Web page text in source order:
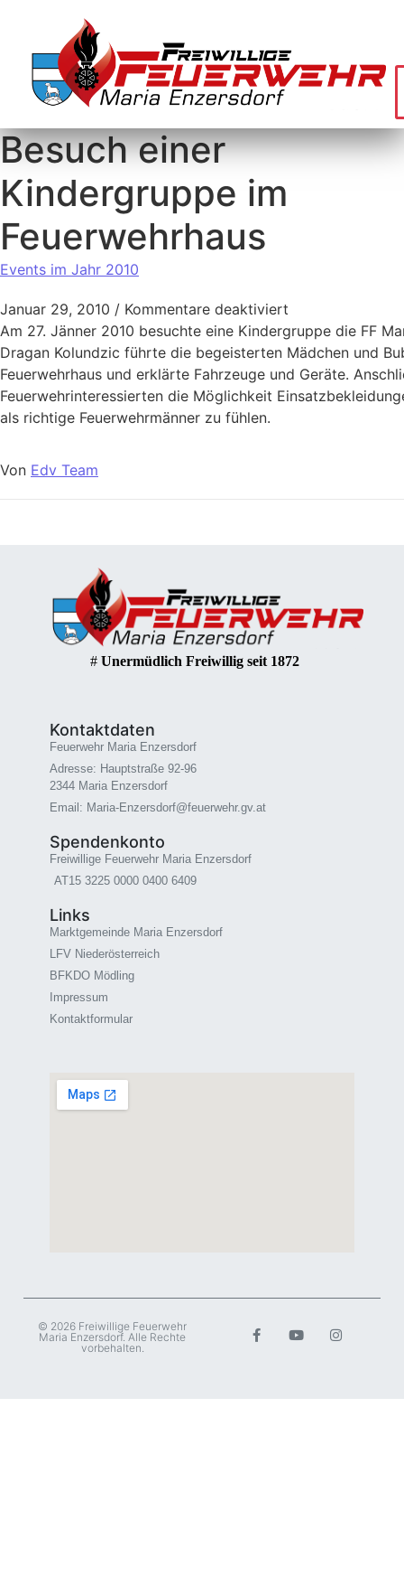
Besuch einer
Kindergruppe im
Feuerwehrhaus
Events im Jahr 2010
Januar 29, 2010 / Kommentare deaktiviert
Am 27. Jänner 2010 besuchte eine Kindergruppe die FF
Dragan Kolundzic führte die begeisterten Mädchen und
Feuerwehrhaus und erklärte Fahrzeuge und Geräte.
Feuerwehrinteressierten die Möglichkeit
als richtige Feuerwehrmänner zu fühlen.
Von Edv Team
# Unermüdlich Freiwillig seit 1872
Kontaktdaten
Feuerwehr Maria Enzersdorf
Adresse: Hauptstraße 92-96
2344 Maria Enzersdorf
Email: Maria-Enzersdorf@feuerwehr.gv.at
Spendenkonto
Freiwillige Feuerwehr Maria Enzersdorf
AT15 3225 0000 0400 6409
Links
Marktgemeinde Maria Enzersdorf
LFV Niederösterreich
BFKDO Mödling
Impressum
Kontaktformular
© 2026 Freiwillige Feuerwehr
Maria Enzersdorf. Alle Rechte
vorbehalten.